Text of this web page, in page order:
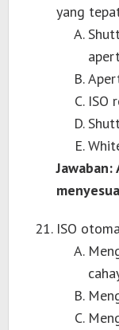
yang
ISO
ISO